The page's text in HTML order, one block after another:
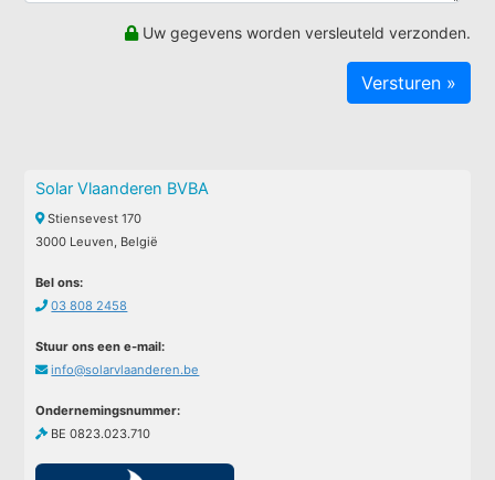
Uw gegevens worden versleuteld verzonden.
Solar Vlaanderen BVBA
Stiensevest 170
3000 Leuven, België
Bel ons:
03 808 2458
Stuur ons een e-mail:
info@solarvlaanderen.be
Ondernemingsnummer:
BE 0823.023.710